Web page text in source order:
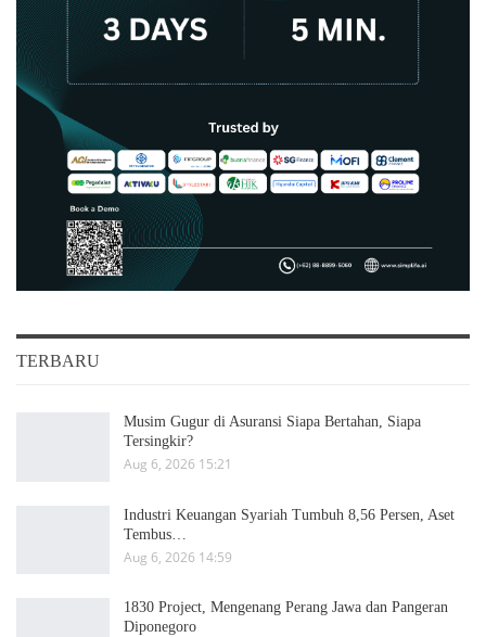
TERBARU
Musim Gugur di Asuransi Siapa Bertahan, Siapa
Tersingkir?
Aug 6, 2026 15:21
Industri Keuangan Syariah Tumbuh 8,56 Persen, Aset
Tembus…
Aug 6, 2026 14:59
1830 Project, Mengenang Perang Jawa dan Pangeran
Diponegoro